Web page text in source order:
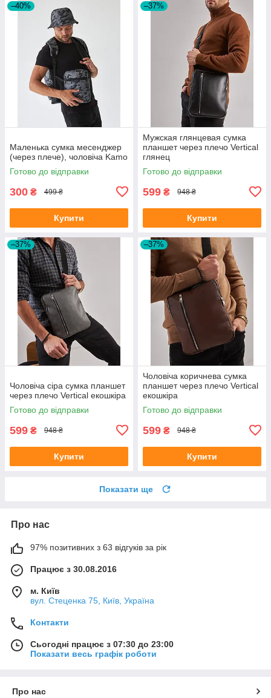
–40%
Маленька сумка месенджер
(через плече), чоловіча Kamo
Готово до відправки
300 ₴ 499 ₴
Купити
–37%
Мужская глянцевая сумка
планшет через плечо Vertical
глянец
Готово до відправки
599 ₴ 948 ₴
Купити
–37%
Чоловіча сіра сумка планшет
через плечо Vertical екошкіра
Готово до відправки
599 ₴ 948 ₴
Купити
–37%
Чоловіча коричнева сумка
планшет через плечо Vertical
екошкіра
Готово до відправки
599 ₴ 948 ₴
Купити
Показати ще
Про нас
97% позитивних з 63 відгуків за рік
Працює з 30.08.2016
м. Київ
вул. Стеценка 75, Київ, Україна
Контакти
Сьогодні працює з 07:30 до 23:00
Показати весь графік роботи
Про нас